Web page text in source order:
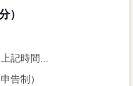
）
記時間...
告制）